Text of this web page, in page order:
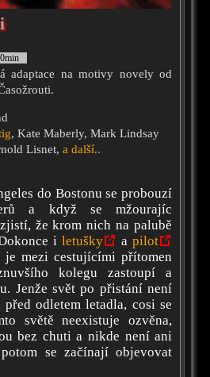
adaptace na motivy novely od
, Kate Maberly, Mark Lindsay
Lisnet, a další..
do Bostonu se probouzí
a když se mžourajíc
že krom nich na palubě
iletušky apilot
je mezi cestujícími přítomen
kolegu zastoupí a
Jenže svět po přistání není
odletem letadla, cosi se
světě neexistuje ozvěna,
bez chuti a nikde není ani
se začínají objevovat